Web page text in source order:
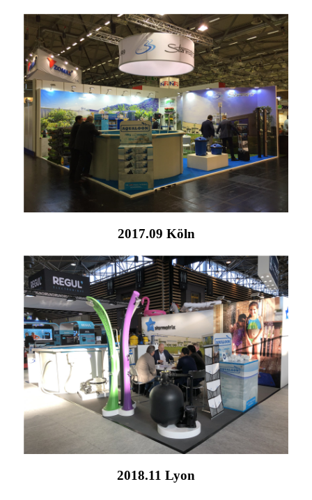
2017.09 Köln
2018.11 Lyon